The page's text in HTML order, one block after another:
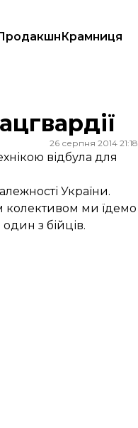
Крамниця
26 серпня 2014 21:18
відбула для
України.
колективом ми їдемо
з бійців.